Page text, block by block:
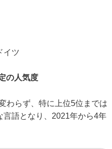
イツ
の人気度
わらず、特に上位5位までは
語となり、2021年から4年